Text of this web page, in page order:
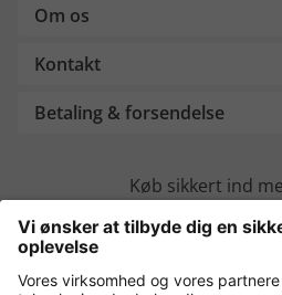
Om os
Kontakt
Betaling & forsendelse
Køb sikkert ind
Flere webshops